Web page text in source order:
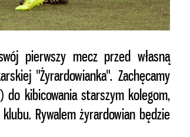
pierwszy mecz przed własną
"Żyrardowianka". Zachęcamy
do kibicowania starszym kolegom,
Rywalem żyrardowian będzie